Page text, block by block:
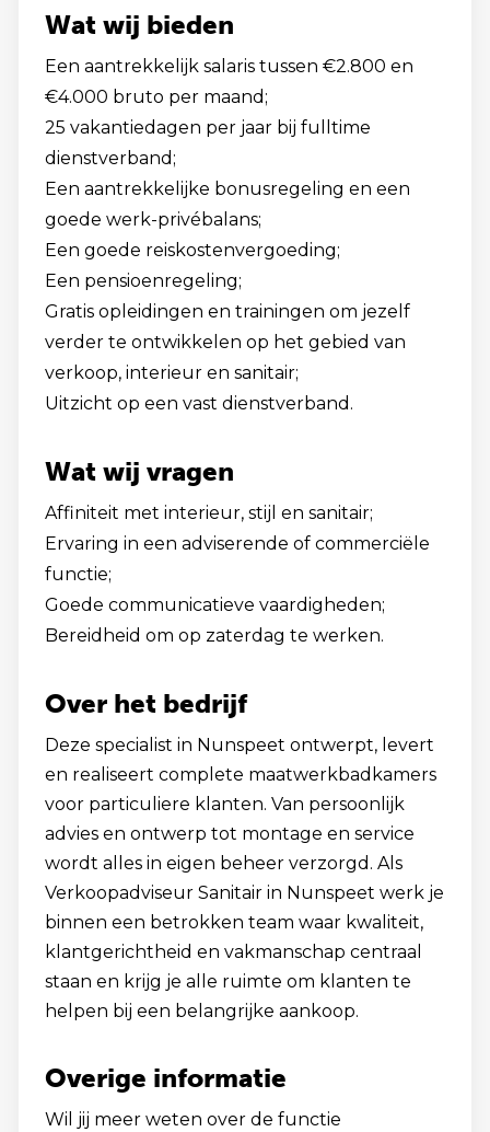
Wat wij bieden
Een aantrekkelijk salaris tussen €2.800 en
€4.000 bruto per maand;
25 vakantiedagen per jaar bij fulltime
dienstverband;
Een aantrekkelijke bonusregeling en een
goede werk-privébalans;
Een goede reiskostenvergoeding;
Een pensioenregeling;
Gratis opleidingen en trainingen om jezelf
verder te ontwikkelen op het gebied van
verkoop, interieur en sanitair;
Uitzicht op een vast dienstverband.
Wat wij vragen
Affiniteit met interieur, stijl en sanitair;
Ervaring in een adviserende of commerciële
functie;
Goede communicatieve vaardigheden;
Bereidheid om op zaterdag te werken.
Over het bedrijf
Deze specialist in Nunspeet ontwerpt, levert
en realiseert complete maatwerkbadkamers
voor particuliere klanten. Van persoonlijk
advies en ontwerp tot montage en service
wordt alles in eigen beheer verzorgd. Als
Verkoopadviseur Sanitair in Nunspeet werk je
binnen een betrokken team waar kwaliteit,
klantgerichtheid en vakmanschap centraal
staan en krijg je alle ruimte om klanten te
helpen bij een belangrijke aankoop.
Overige informatie
Wil jij meer weten over de functie